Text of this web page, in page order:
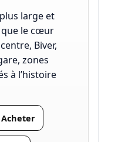
large et
que le cœur
Biver,
zones
à l’histoire
Acheter